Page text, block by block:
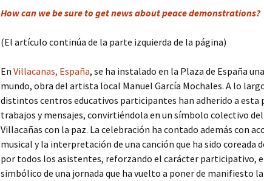
How can we be sure to get news about peace demonstrations?
(El artículo continúa de la parte izquierda de la página)
EnVillacanas, España, se ha instalado en la Plaza de España
mundo, obra del artista local Manuel García Mochales. A lo
distintos centros educativos participantes han adherido a esta
trabajos y mensajes, convirtiéndola en un símbolo colectivo
Villacañas con la paz. La celebración ha contado además con
musical y la interpretación de una canción que ha sido coreada
por todos los asistentes, reforzando el carácter participativo,
simbólico de una jornada que ha vuelto a poner de manifiesto